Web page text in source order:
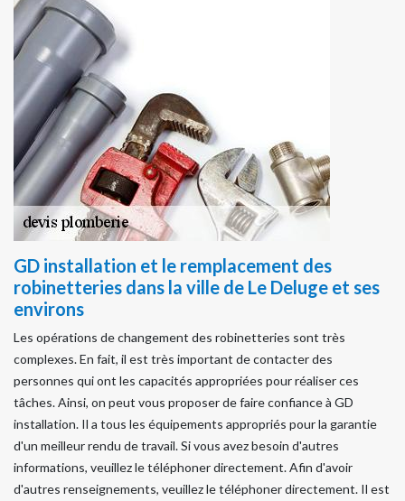
GD installation et le remplacement des
robinetteries dans la ville de Le Deluge et ses
environs
Les opérations de changement des robinetteries sont très
complexes. En fait, il est très important de contacter des
personnes qui ont les capacités appropriées pour réaliser ces
tâches. Ainsi, on peut vous proposer de faire confiance à GD
installation. Il a tous les équipements appropriés pour la garantie
d'un meilleur rendu de travail. Si vous avez besoin d'autres
informations, veuillez le téléphoner directement. Afin d'avoir
d'autres renseignements, veuillez le téléphoner directement. Il est